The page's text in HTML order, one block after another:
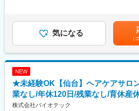
「テクノロジーで『105年活きる』を創
のもと、歯科医療の未来を変えるサー
★AIやSaaSを活用し、歯科医院の業務
新サービス「paylight X」を通じて、予
★変化を楽しみ、挑戦を歓迎するカルチ
急成長フェーズならではのスピード感が
なく主体的な提案やチャレンジが歓迎さ
自社SaaSプロダクト「paylight X」の
の経営改善と、その先にいる患者様の
いただきます。
■業務詳細：
・無償プランから有償プランへの切り替
・顧客ニーズのヒアリングと経営課題
・製品デモンストレーションと導入効果
・見積作成・契約手続き・導入後のフォ
給与補足＞※前職時を考慮しスキル、経
給：年1回（6月）賃金はあくまでも目
じて上下する可能性があります。月給(
記です。
気になる
（
NEW
★未経験OK【仙台】ヘアケアサロ
業なし/年休120日/残業なし/育休産
株式会社バイオテック